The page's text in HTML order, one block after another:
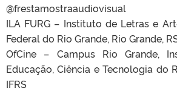
@frestamostraaudiovisual
ILA FURG – Instituto de Letras e
Federal do Rio Grande, Rio Grande,
OfCine – Campus Rio Grande,
Educação, Ciência e Tecnologia do
IFRS